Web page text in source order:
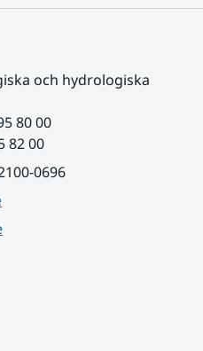
och hydrologiska
80 00
82 00
0696